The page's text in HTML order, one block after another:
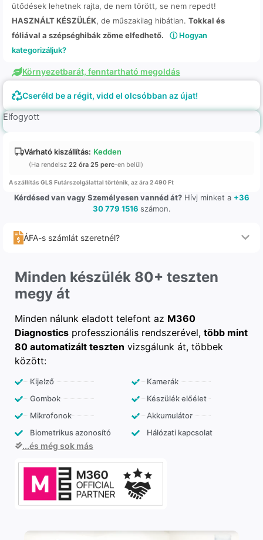
ütődések lehetnek rajta, de nem törött, se nem repedt!
HASZNÁLT KÉSZÜLÉK, de műszakilag hibátlan. Tokkal és
fóliával a szépséghibák zöme elfedhető.
ⓘ Hogyan
kategorizáljuk?
Környezetbarát, fenntartható megoldás
Cseréld be a régit, vidd el olcsóbban az újat!
Elfogyott
Várható kiszállítás: Kedden
(Ha rendelsz 22 óra 25 perc-en belül)
A szállítás GLS Futárszolgálattal történik, az ára 2 490 Ft
Kérdésed van vagy Személyesen vannéd át?Hívj minket a +36
30 779 1516 számon.
ÁFA-s számlát szeretnél?
Minden készülék 80+ teszten
megy át
Minden nálunk eladott telefont az M360
Diagnostics professzionális rendszerével, több mint
80 automatizált teszten vizsgálunk át, többek
között:
Kijelző
Gombok
Mikrofonok
Biometrikus azonosító
Kamerák
Készülék előélet
Akkumulátor
Hálózati kapcsolat
...és még sok más